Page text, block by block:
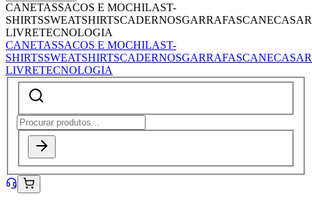
CANETASSACOS E MOCHILAST-
SHIRTSSWEATSHIRTSCADERNOSGARRAFASCANECASAR
LIVRETECNOLOGIA
CANETASSACOS E MOCHILAST-
SHIRTSSWEATSHIRTSCADERNOSGARRAFASCANECASAR
LIVRETECNOLOGIA